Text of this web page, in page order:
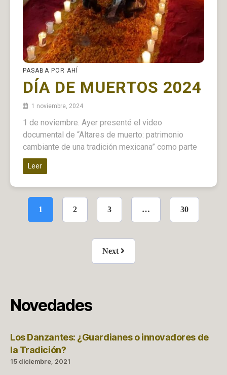
PASABA POR AHÍ
DÍA DE MUERTOS 2024
1 noviembre, 2024
1 de noviembre. Ayer presenté el video
documental de “Altares de muerto: patrimonio
cambiante de una tradición mexicana” como parte
Leer
1 2 3 … 30
Next
Novedades
Los Danzantes: ¿Guardianes o innovadores de
la Tradición?
15 diciembre, 2021